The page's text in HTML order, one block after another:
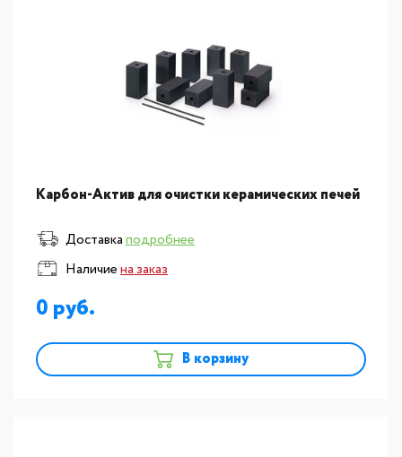
Карбон-Актив для очистки керамических печей
Доставкаподробнее
Наличиена заказ
0
В корзину